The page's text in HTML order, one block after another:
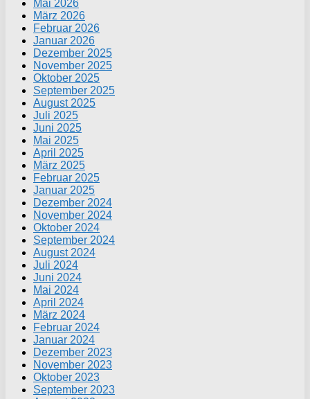
Mai 2026
März 2026
Februar 2026
Januar 2026
Dezember 2025
November 2025
Oktober 2025
September 2025
August 2025
Juli 2025
Juni 2025
Mai 2025
April 2025
März 2025
Februar 2025
Januar 2025
Dezember 2024
November 2024
Oktober 2024
September 2024
August 2024
Juli 2024
Juni 2024
Mai 2024
April 2024
März 2024
Februar 2024
Januar 2024
Dezember 2023
November 2023
Oktober 2023
September 2023